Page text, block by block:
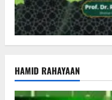
HAMID RAHAYAAN